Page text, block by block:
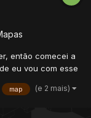
então comecei a
eu vou com esse
um pouco de
map (e 2 mais)